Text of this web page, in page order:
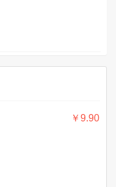
￥9.90